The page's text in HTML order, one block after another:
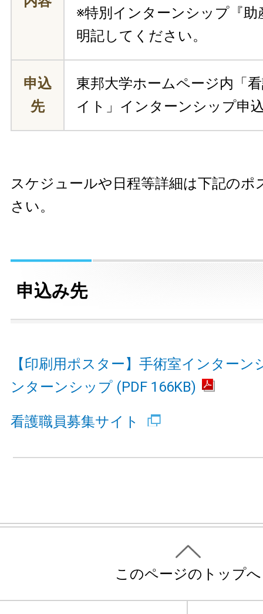
※特別インターンシップ『助
明記してください。
申込
先
東邦大学ホームページ内「
イト」インターンシップ申
スケジュールや日程等詳細は下記のポ
さい。
申込み先
【印刷用ポスター】手術室インターン
ンターンシップ (PDF 166KB)
看護職員募集サイト
このページのトップへ